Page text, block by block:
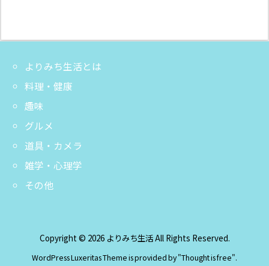
よりみち生活とは
料理・健康
趣味
グルメ
道具・カメラ
雑学・心理学
その他
Copyright © 2026 よりみち生活All Rights Reserved.
WordPress Luxeritas Theme is provided by "Thought is free".